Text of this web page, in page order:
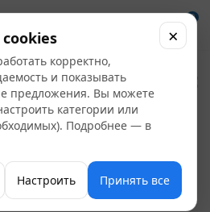
0
18205-
корректно,
и показывать
предложения. Вы можете
категории или
Подробнее — в
Настроить Принять все
×